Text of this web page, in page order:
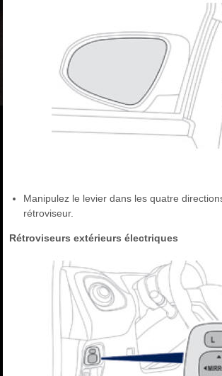
Manipulez le levier dans les quatre
rétroviseur.
Rétroviseurs extérieurs électriques